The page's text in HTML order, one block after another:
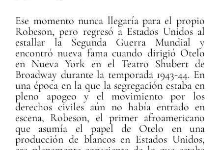
Ese momento nunca llegaría para el propio
Robeson, pero regresó a Estados Unidos al
estallar la Segunda Guerra Mundial y
encontró nueva fama cuando dirigió Otelo
en Nueva York en el Teatro Shubert de
Broadway durante la temporada 1943-44. En
una época en la que la segregación estaba en
pleno apogeo y el movimiento por los
derechos civiles aún no había entrado en
escena, Robeson, el primer afroamericano
que asumía el papel de Otelo en una
producción de blancos en Estados Unidos,